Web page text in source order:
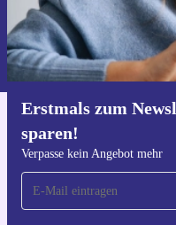
Erstmals zum
sparen!
Verpasse kein Angebot mehr
Informationen über die
du in unserer
Für